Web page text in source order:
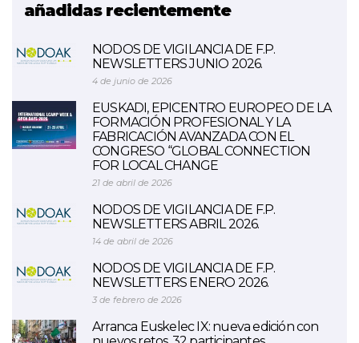
añadidas recientemente
NODOS DE VIGILANCIA DE F.P.
NEWSLETTERS JUNIO 2026.
4 de junio de 2026
EUSKADI, EPICENTRO EUROPEO DE LA
FORMACIÓN PROFESIONAL Y LA
FABRICACIÓN AVANZADA CON EL
CONGRESO “GLOBAL CONNECTION
FOR LOCAL CHANGE
21 de abril de 2026
NODOS DE VIGILANCIA DE F.P.
NEWSLETTERS ABRIL 2026.
14 de abril de 2026
NODOS DE VIGILANCIA DE F.P.
NEWSLETTERS ENERO 2026.
3 de febrero de 2026
Arranca Euskelec IX: nueva edición con